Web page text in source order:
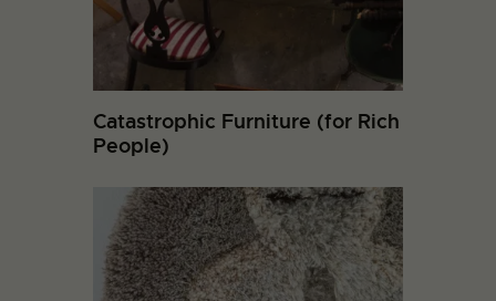
Catastrophic Furniture (for Rich
People)